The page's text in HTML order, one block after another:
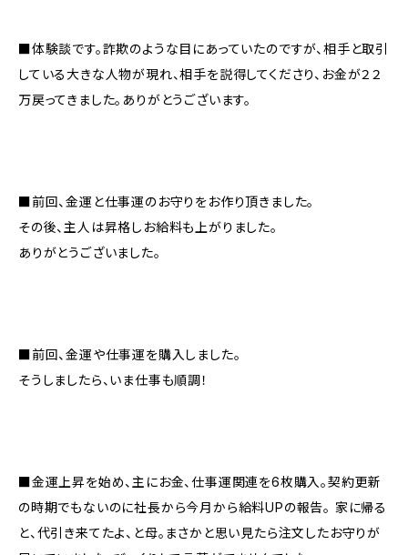
■体験談です。詐欺のような目にあっていたのですが、相手と取引
している大きな人物が現れ、相手を説得してくださり、お金が２２
万戻ってきました。ありがとうございます。
■前回、金運と仕事運のお守りをお作り頂きました。
その後、主人は昇格しお給料も上がりました。
ありがとうございました。
■前回、金運や仕事運を購入しました。
そうしましたら、いま仕事も順調！
■金運上昇を始め、主にお金、仕事運関連を6枚購入。契約更新
の時期でもないのに社長から今月から給料UPの報告。 家に帰る
と、代引き来てたよ、と母。まさかと思い見たら注文したお守りが